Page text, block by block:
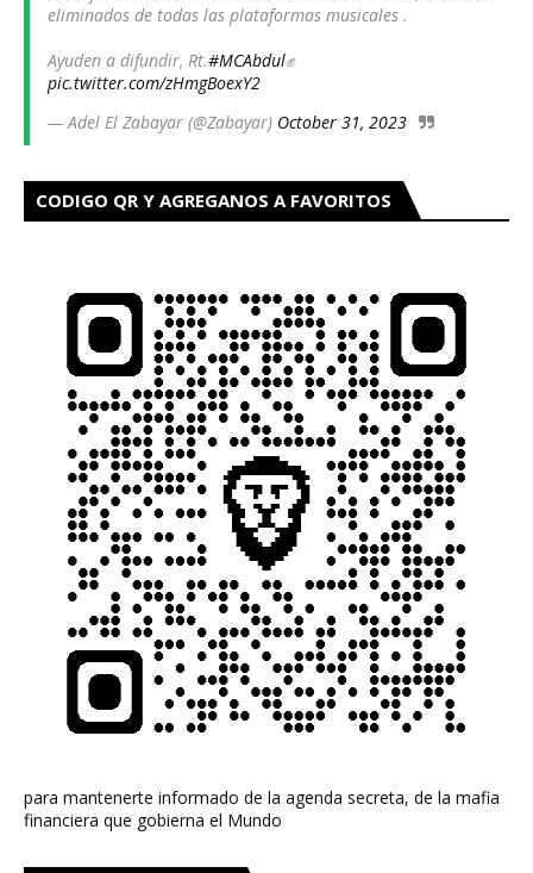
eliminados de todas las plataformas musicales .
Ayuden a difundir, Rt.#MCAbdul✊
pic.twitter.com/zHmgBoexY2
— Adel El Zabayar (@Zabayar) October 31, 2023
CODIGO QR Y AGREGANOS A FAVORITOS
para mantenerte informado de la agenda secreta, de la mafia
financiera que gobierna el Mundo